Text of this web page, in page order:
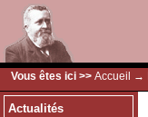
Vous êtes ici >> Accueil →
Actualités